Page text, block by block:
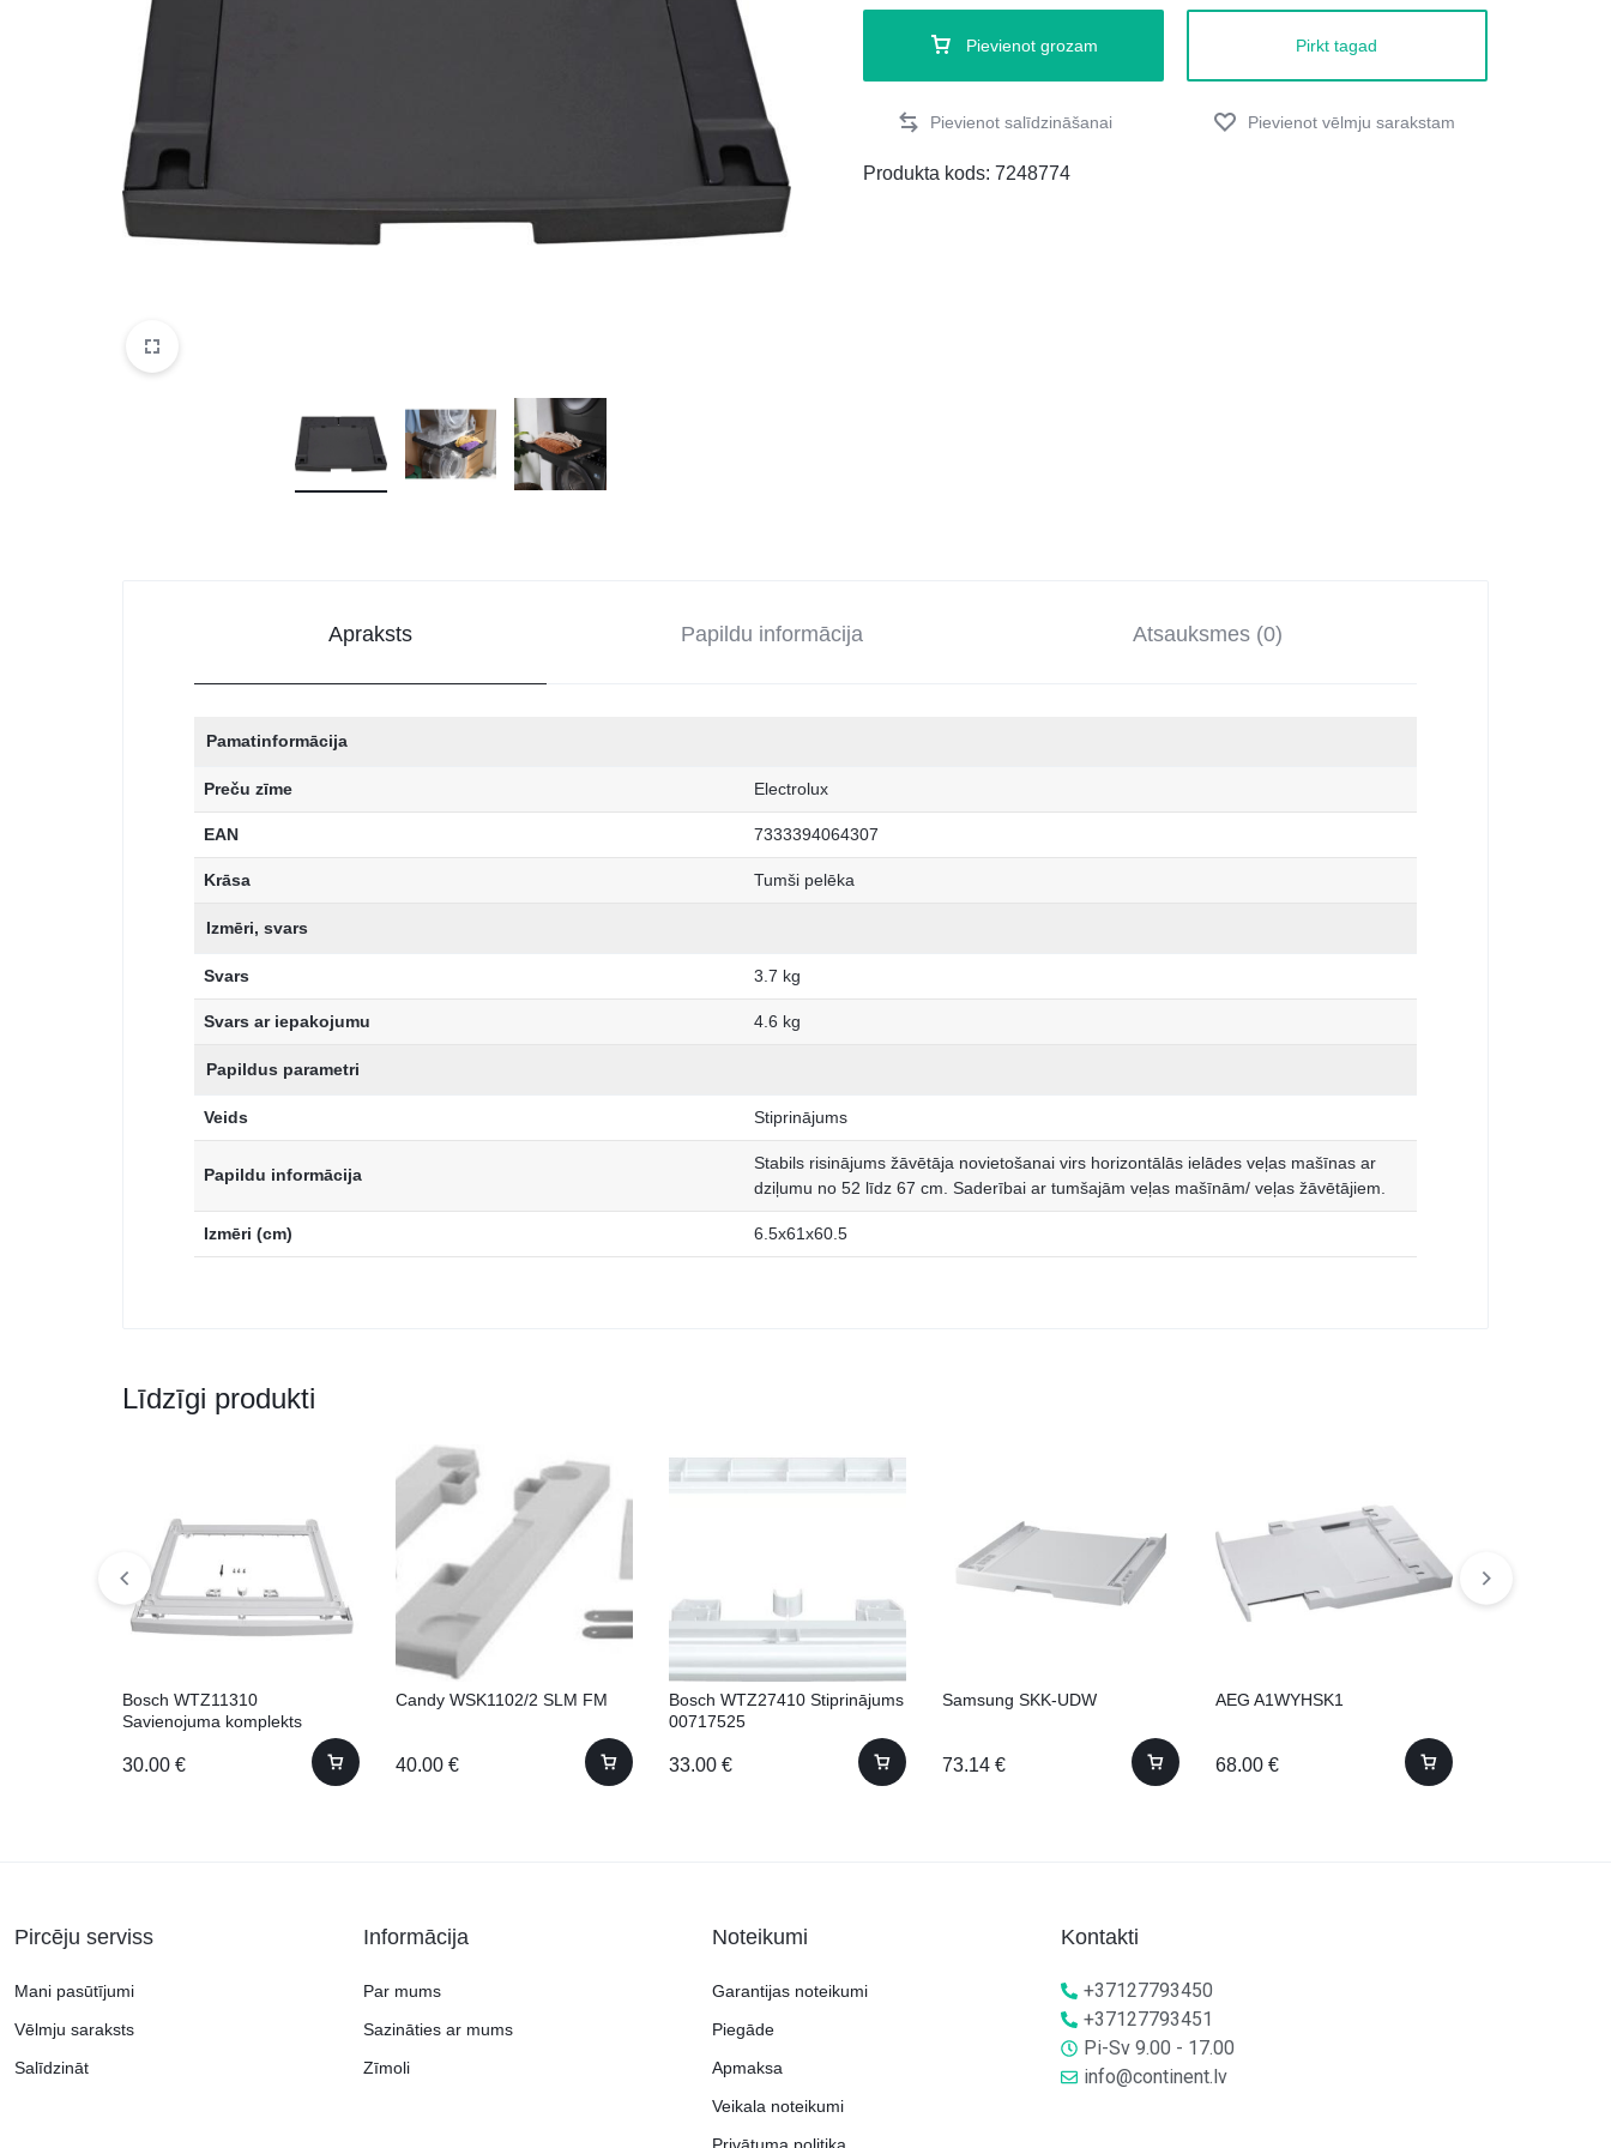
DATORTEHNIKA, PRECES
BIROJAM
KLIMATAM
SPORTAM UN ATPŪTAI
MĀJĀM UN DĀRZAM
Pievienot grozam Pirkt tagad
Produkta kods:7248774
Apraksts Papildu informācija Atsauksmes (0)
Pamatinformācija
Preču zīme Electrolux
EAN 7333394064307
Krāsa Tumši pelēka
Izmēri, svars
Svars 3.7 kg
Svars ar iepakojumu 4.6 kg
Papildus parametri
Veids Stiprinājums
Papildu informācija
Stabils risinājums žāvētāja novietošanai virs horizontālās ielādes veļas mašīnas ar
dziļumu no 52 līdz 67 cm. Saderībai ar tumšajām veļas mašīnām/ veļas žāvētājiem.
Izmēri (cm) 6.5x61x60.5
Līdzīgi produkti
Bosch WTZ11310
Savienojuma komplekts
30.00 €
Candy WSK1102/2 SLM FM
40.00 €
Bosch WTZ27410 Stiprinājums
00717525
33.00 €
Samsung SKK-UDW
73.14 €
AEG A1WYHSK1
68.00 €
Pircēju serviss
Mani pasūtījumi
Vēlmju saraksts
Salīdzināt
Informācija
Par mums
Sazināties ar mums
Zīmoli
Noteikumi
Garantijas noteikumi
Piegāde
Apmaksa
Veikala noteikumi
Kontakti
+37127793450
+37127793451
Pi-Sv 9.00 - 17.00
info@continent.lv